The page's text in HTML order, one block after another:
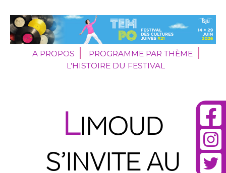
A PROPOS
PROGRAMME PAR THÈME
L’HISTOIRE DU FESTIVAL
LIMOUD
S’INVITE AU